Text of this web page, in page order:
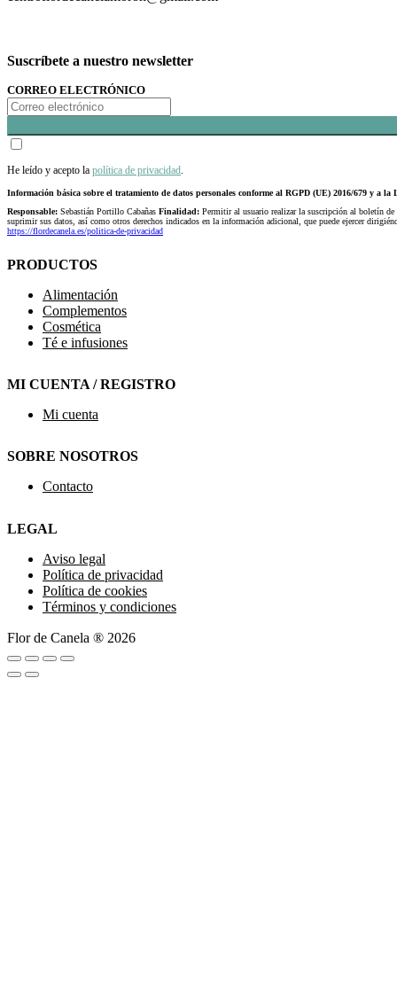
Suscríbete a nuestro newsletter
CORREO ELECTRÓNICO
He leído y acepto la política de privacidad
Información básica sobre el tratamiento de datos personales conforme al RGPD (UE) 2016/679 y a la
Responsable: Sebastián Portillo Cabañas Finalidad: Permitir al usuario realizar la suscripción al boletín
suprimir sus datos, así como otros derechos indicados en la información adicional, que puede ejercer
https://flordecanela.es/politica-de-privacidad
PRODUCTOS
Alimentación
Complementos
Cosmética
Té e infusiones
MI CUENTA / REGISTRO
Mi cuenta
SOBRE NOSOTROS
Contacto
LEGAL
Aviso legal
Política de privacidad
Política de cookies
Términos y condiciones
Flor de Canela ® 2026